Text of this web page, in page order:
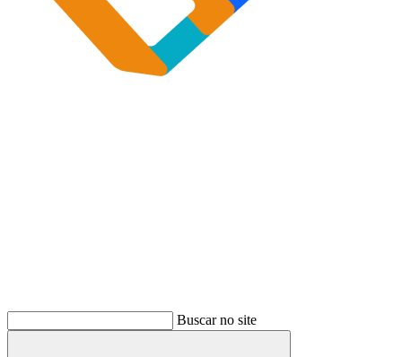
Buscar no site